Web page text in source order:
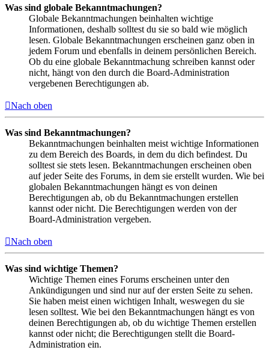
Was sind globale Bekanntmachungen?
Globale Bekanntmachungen beinhalten wichtige
Informationen, deshalb solltest du sie so bald wie möglich
lesen. Globale Bekanntmachungen erscheinen ganz oben in
jedem Forum und ebenfalls in deinem persönlichen Bereich.
Ob du eine globale Bekanntmachung schreiben kannst oder
nicht, hängt von den durch die Board-Administration
vergebenen Berechtigungen ab.
Nach oben
Was sind Bekanntmachungen?
Bekanntmachungen beinhalten meist wichtige Informationen
zu dem Bereich des Boards, in dem du dich befindest. Du
solltest sie stets lesen. Bekanntmachungen erscheinen oben
auf jeder Seite des Forums, in dem sie erstellt wurden. Wie bei
globalen Bekanntmachungen hängt es von deinen
Berechtigungen ab, ob du Bekanntmachungen erstellen
kannst oder nicht. Die Berechtigungen werden von der
Board-Administration vergeben.
Nach oben
Was sind wichtige Themen?
Wichtige Themen eines Forums erscheinen unter den
Ankündigungen und sind nur auf der ersten Seite zu sehen.
Sie haben meist einen wichtigen Inhalt, weswegen du sie
lesen solltest. Wie bei den Bekanntmachungen hängt es von
deinen Berechtigungen ab, ob du wichtige Themen erstellen
kannst oder nicht; die Berechtigungen stellt die Board-
Administration ein.